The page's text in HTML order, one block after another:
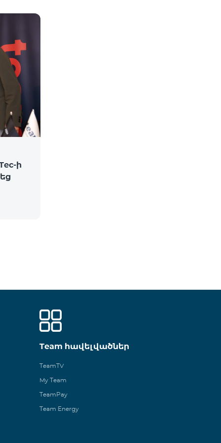
ի
Team հավելվածներ
TeamTV
My Team
TeamPay
Team Energy